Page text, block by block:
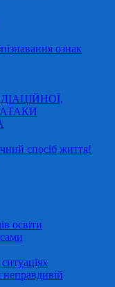
ознак
АТАКИ
спосіб життя!
освіти